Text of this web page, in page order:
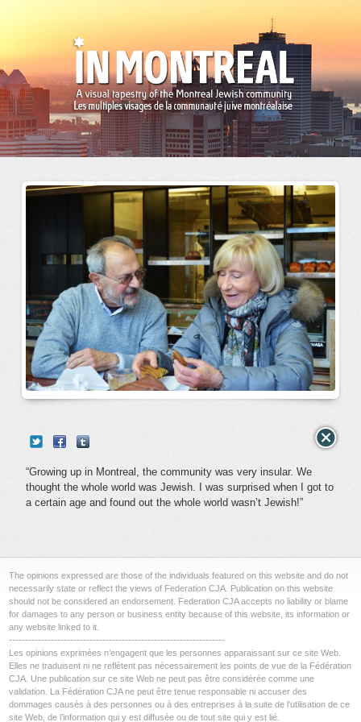
“Growing up in Montreal, the community was very insular. We
thought the whole world was Jewish. I was surprised when I got to
a certain age and found out the whole world wasn’t Jewish!”
The opinions expressed are those of the individuals featured on this website and do not
necessarily state or reflect the views of Federation CJA. Publication on this website
should not be considered an endorsement. Federation CJA accepts no liability or blame
for damages to any person or business entity because of this website, its information or
any website linked to it.
-------------------------------------------------------------------
Les opinions exprimées n’engagent que les personnes apparaissant sur ce site Web.
Elles ne traduisent ni ne reflètent pas nécessairement les points de vue de la Fédération
CJA. Une publication sur ce site Web ne peut pas être considérée comme une
validation. La Fédération CJA ne peut être tenue responsable ni accuser des
dommages causés à des personnes ou à des entreprises à la suite de l’utilisation de ce
site Web, de l’information qui y est diffusée ou de tout site qui y est lié.